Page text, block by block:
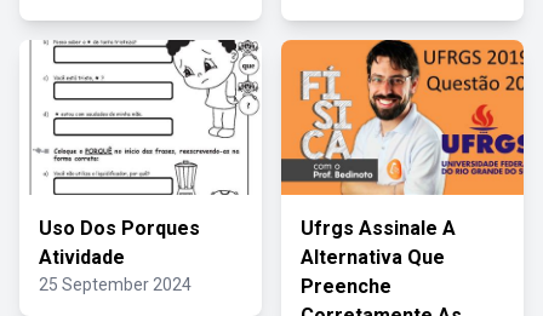
Uso Dos Porques
Atividade
25 September 2024
Ufrgs Assinale A
Alternativa Que
Preenche